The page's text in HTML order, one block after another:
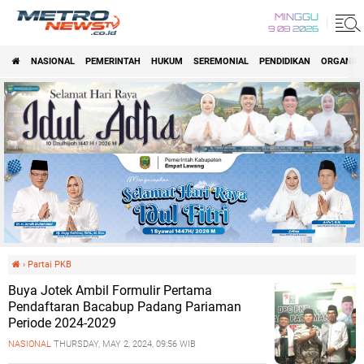
MINGGU
9 08 2026
NASIONAL PEMERINTAH HUKUM SEREMONIAL PENDIDIKAN
› Partai PKB
Buya Jotek Ambil Formulir Pertama
Pendaftaran Bacabup Padang Pariaman
Periode 2024-2029
NASIONAL THURSDAY, MAY 2, 2024, 09:56 WIB